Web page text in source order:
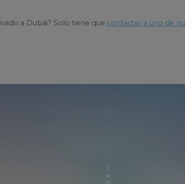
a Dubái? Solo tiene que contactar a uno de